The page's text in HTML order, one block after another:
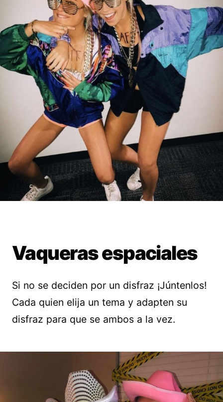
Vaqueras espaciales
Si no se deciden por un disfraz ¡Júntenlos!
Cada quien elija un tema y adapten su
disfraz para que se ambos a la vez.